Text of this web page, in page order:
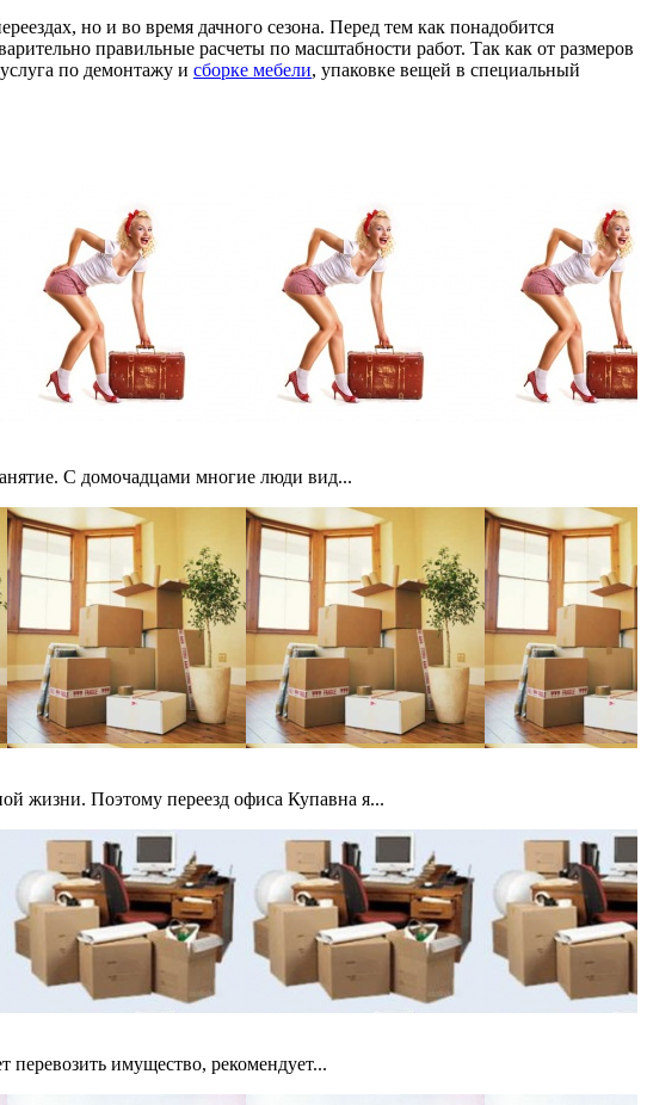
но и во время дачного сезона. Перед тем как понадобится
правильные расчеты по масштабности работ. Так как от размеров
по демонтажу и сборке мебели, упаковке вещей в специальный
С домочадцами многие люди вид...
жизни. Поэтому переезд офиса Купавна я...
перевозить имущество, рекомендует...